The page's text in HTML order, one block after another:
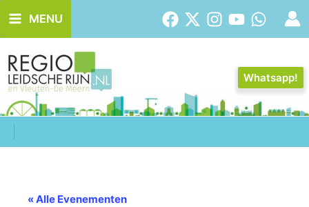
naar
de
inhoud
MENU
Whatsapp!
« Alle Evenementen